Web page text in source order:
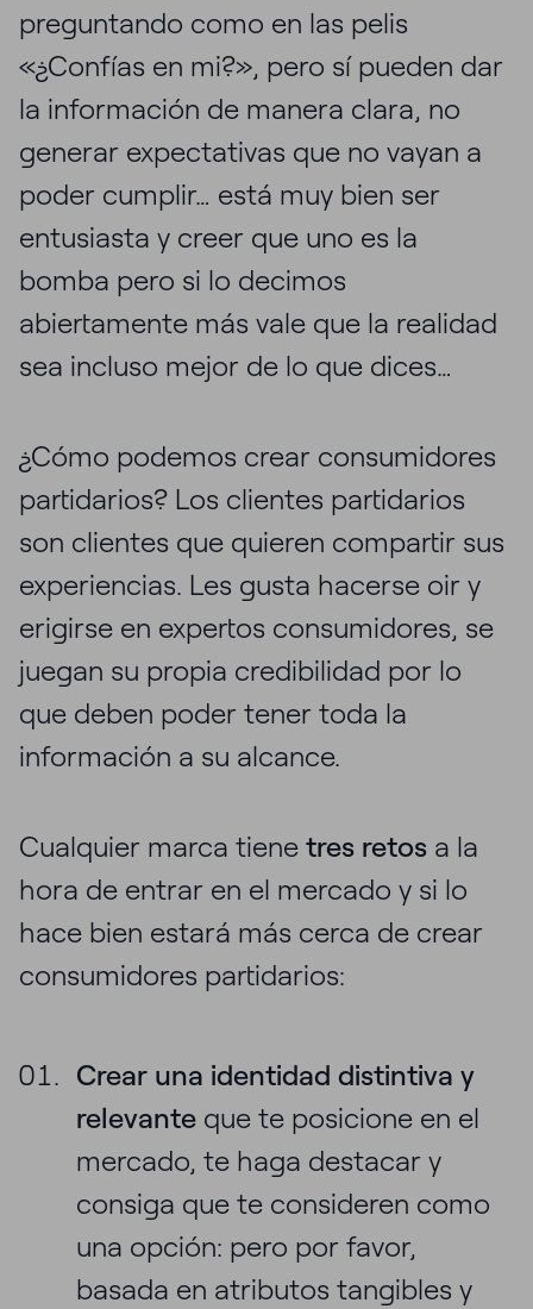
preguntando como en las pelis
«¿Confías en mi?», pero sí pueden dar
la información de manera clara, no
generar expectativas que no vayan a
poder cumplir… está muy bien ser
entusiasta y creer que uno es la
bomba pero si lo decimos
abiertamente más vale que la realidad
sea incluso mejor de lo que dices…
¿Cómo podemos crear consumidores
partidarios? Los clientes partidarios
son clientes que quieren compartir sus
experiencias. Les gusta hacerse oir y
erigirse en expertos consumidores, se
juegan su propia credibilidad por lo
que deben poder tener toda la
información a su alcance.
Cualquier marca tiene tres retos a la
hora de entrar en el mercado y si lo
hace bien estará más cerca de crear
consumidores partidarios:
Crear una identidad distintiva y
relevante que te posicione en el
mercado, te haga destacar y
consiga que te consideren como
una opción: pero por favor,
basada en atributos tangibles y